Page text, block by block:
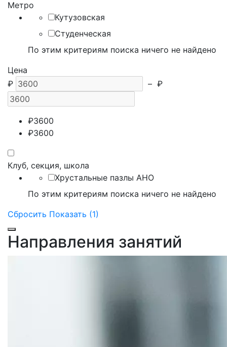
Метро
Кутузовская
Студенческая
По этим критериям поиска ничего не найдено
Цена
₽
– ₽
₽3600
₽3600
Клуб, секция, школа
Хрустальные пазлы АНО
По этим критериям поиска ничего не найдено
Сбросить Показать (1)
Направления занятий